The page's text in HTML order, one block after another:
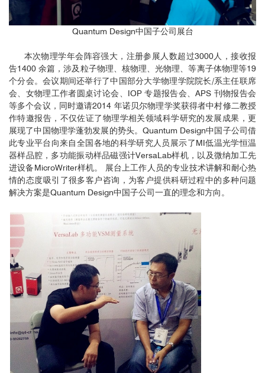
Quantum Design中国子公司展台
本次物理学年会阵容强大，注册参展人数超过3000人，接收报
告1400 余篇，涉及粒子物理、核物理、光物理、等离子体物理等19
个分会。会议期间还举行了中国部分大学物理学院院长/系主任联席
会、女物理工作者圆桌讨论会、IOP 专题报告会、APS 刊物报告会
等多个会议，同时邀请2014 年诺贝尔物理学奖获得者中村修二教授
作特邀报告，不仅佐证了物理学相关领域科学研究的发展成果，更
展现了中国物理学蓬勃发展的势头。Quantum Design中国子公司借
此专业平台向来自全国各地的科学研究人员展示了MI低温光学恒温
器样品腔，多功能振动样品磁强计VersaLab样机，以及微纳加工先
进设备MicroWriter样机。 展台上工作人员的专业技术讲解和耐心热
情的态度吸引了很多客户咨询，为客户提供科研过程中的多种问题
解决方案是Quantum Design中国子公司一直的理念和方向。